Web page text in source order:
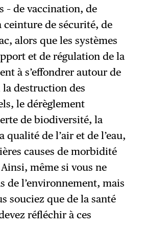
– de vaccination, de
de sécurité, de
alors que les systèmes
et de régulation de la
à s’effondrer autour de
la destruction des
le dérèglement
de biodiversité, la
de l’air et de l’eau,
causes de morbidité
même si vous ne
de l’environnement, mais
souciez que de la santé
réfléchir à ces